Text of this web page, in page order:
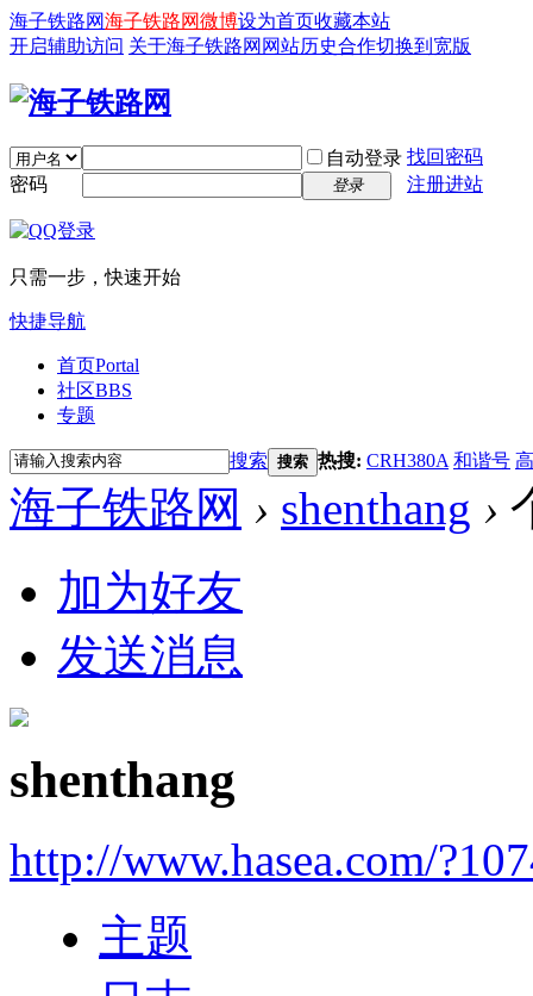
海子铁路网海子铁路网微博设为首页收藏本站
开启辅助访问 关于海子铁路网 网站历史合作切换到宽版
自动登录 找回密码
密码
登录 注册进站
只需一步，快速开始
快捷导航
首页Portal
社区BBS
专题
搜索 搜索 热搜: CRH380A 和谐号
海子铁路网 › shenthang ›
加为好友
发送消息
shenthang
http://www.hasea.com/
主题